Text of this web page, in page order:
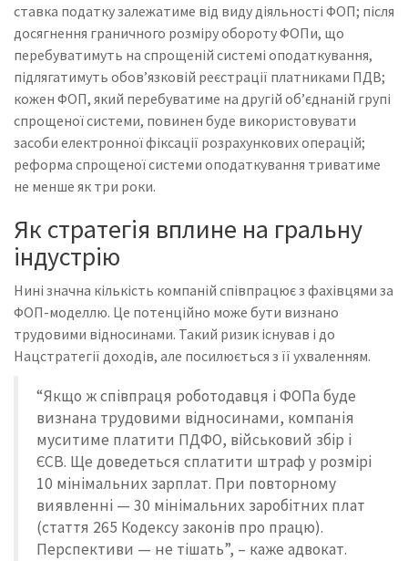
ставка податку залежатиме від виду діяльності ФОП; після
досягнення граничного розміру обороту ФОПи, що
перебуватимуть на спрощеній системі оподаткування,
підлягатимуть обов’язковій реєстрації платниками ПДВ;
кожен ФОП, який перебуватиме на другій об’єднаній групі
спрощеної системи, повинен буде використовувати
засоби електронної фіксації розрахункових операцій;
реформа спрощеної системи оподаткування триватиме
не менше як три роки.
Як стратегія вплине на гральну
індустрію
Нині значна кількість компаній співпрацює з фахівцями за
ФОП-моделлю. Це потенційно може бути визнано
трудовими відносинами. Такий ризик існував і до
Нацстратегії доходів, але посилюється з її ухваленням.
“Якщо ж співпраця роботодавця і ФОПа буде
визнана трудовими відносинами, компанія
муситиме платити ПДФО, військовий збір і
ЄСВ. Ще доведеться сплатити штраф у розмірі
10 мінімальних зарплат. При повторному
виявленні — 30 мінімальних заробітних плат
(стаття 265 Кодексу законів про працю).
Перспективи — не тішать”, – каже адвокат.